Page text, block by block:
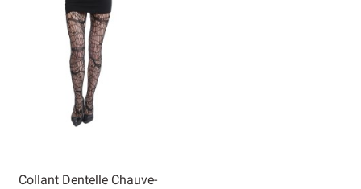
Collant Dentelle Chauve-